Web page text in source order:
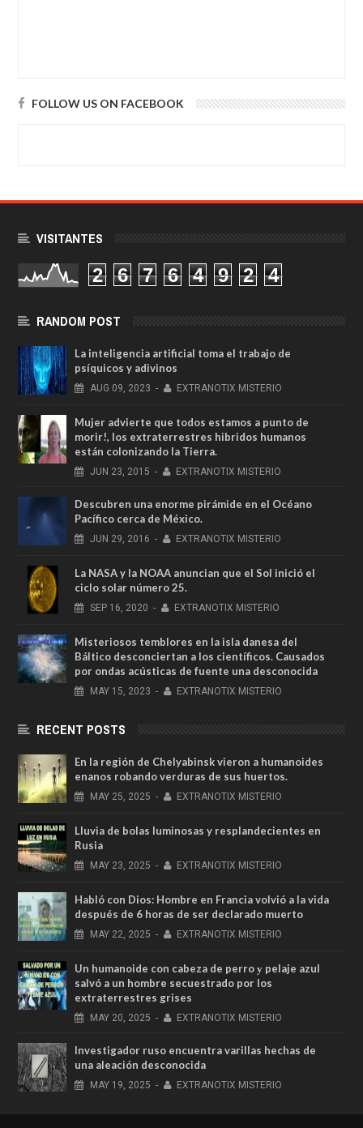
FOLLOW US ON FACEBOOK
VISITANTES
2 6 7 6 4 9 2 4
RANDOM POST
La inteligencia artificial toma el trabajo de
psíquicos y adivinos
AUG 09, 2023 - EXTRANOTIX MISTERIO
Mujer advierte que todos estamos a punto de
morir!, los extraterrestres hibridos humanos
están colonizando la Tierra.
JUN 23, 2015 - EXTRANOTIX MISTERIO
Descubren una enorme pirámide en el Océano
Pacífico cerca de México.
JUN 29, 2016 - EXTRANOTIX MISTERIO
La NASA y la NOAA anuncian que el Sol inició el
ciclo solar número 25.
SEP 16, 2020 - EXTRANOTIX MISTERIO
Misteriosos temblores en la isla danesa del
Báltico desconciertan a los científicos. Causados ​​
por ondas acústicas de fuente una desconocida
MAY 15, 2023 - EXTRANOTIX MISTERIO
RECENT POSTS
En la región de Chelyabinsk vieron a humanoides
enanos robando verduras de sus huertos.
MAY 25, 2025 - EXTRANOTIX MISTERIO
Lluvia de bolas luminosas y resplandecientes en
Rusia
MAY 23, 2025 - EXTRANOTIX MISTERIO
Habló con Dios: Hombre en Francia volvió a la vida
después de 6 horas de ser declarado muerto
MAY 22, 2025 - EXTRANOTIX MISTERIO
Un humanoide con cabeza de perro у pelaje azul
salvó a un hombre secuestrado por los
extraterrestres grises
MAY 20, 2025 - EXTRANOTIX MISTERIO
Investigador ruso encuentra varillas hechas de
una aleación desconocida
MAY 19, 2025 - EXTRANOTIX MISTERIO